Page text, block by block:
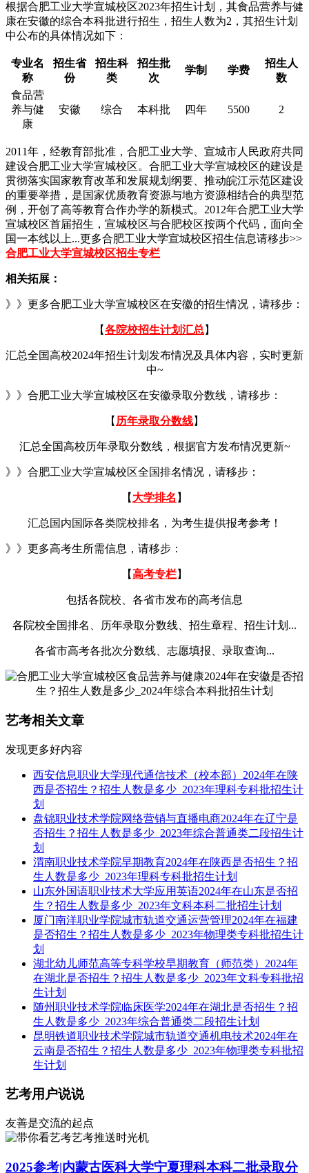
根据合肥工业大学宣城校区2023年招生计划，其食品营养与健
康在安徽的综合本科批进行招生，招生人数为2，其招生计划
中公布的具体情况如下：
专业名
称
招生省
份
招生科
类
招生批
次
学制 学费
招生人
数
食品营
养与健
康
安徽 综合 本科批 四年 5500 2
2011年，经教育部批准，合肥工业大学、宣城市人民政府共同
建设合肥工业大学宣城校区。合肥工业大学宣城校区的建设是
贯彻落实国家教育改革和发展规划纲要、推动皖江示范区建设
的重要举措，是国家优质教育资源与地方资源相结合的典型范
例，开创了高等教育合作办学的新模式。2012年合肥工业大学
宣城校区首届招生，宣城校区与合肥校区按两个代码，面向全
国一本线以上...更多合肥工业大学宣城校区招生信息请移步>>
合肥工业大学宣城校区招生专栏
相关拓展：
》》更多合肥工业大学宣城校区在安徽的招生情况，请移步：
【各院校招生计划汇总 】
汇总全国高校2024年招生计划发布情况及具体内容，实时更新
中~
》》合肥工业大学宣城校区在安徽录取分数线，请移步：
【 历年录取分数线】
汇总全国高校历年录取分数线，根据官方发布情况更新~
》》合肥工业大学宣城校区全国排名情况，请移步：
【 大学排名 】
汇总国内国际各类院校排名，为考生提供报考参考！
》》更多高考生所需信息，请移步：
【高考专栏】
包括各院校、各省市发布的高考信息
各院校全国排名、历年录取分数线、招生章程、招生计划...
各省市高考各批次分数线、志愿填报、录取查询...
艺考相关文章
发现更多好内容
西安信息职业大学现代通信技术（校本部）2024年在陕
西是否招生？招生人数是多少_2023年理科专科批招生计
划
盘锦职业技术学院网络营销与直播电商2024年在辽宁是
否招生？招生人数是多少_2023年综合普通类二段招生计
划
渭南职业技术学院早期教育2024年在陕西是否招生？招
生人数是多少_2023年理科专科批招生计划
山东外国语职业技术大学应用英语2024年在山东是否招
生？招生人数是多少_2023年文科本科二批招生计划
厦门南洋职业学院城市轨道交通运营管理2024年在福建
是否招生？招生人数是多少_2023年物理类专科批招生计
划
湖北幼儿师范高等专科学校早期教育（师范类）2024年
在湖北是否招生？招生人数是多少_2023年文科专科批招
生计划
随州职业技术学院临床医学2024年在湖北是否招生？招
生人数是多少_2023年综合普通类二段招生计划
昆明铁道职业技术学院城市轨道交通机电技术2024年在
云南是否招生？招生人数是多少_2023年物理类专科批招
生计划
艺考用户说说
友善是交流的起点
艺考推送时光机
2025参考|内蒙古医科大学宁夏理科本科二批录取分